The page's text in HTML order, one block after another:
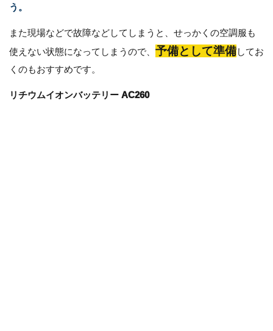
う。
また現場などで故障などしてしまうと、せっかくの空調服も
使えない状態になってしまうので、 予備として準備してお
くのもおすすめです。
リチウムイオンバッテリー AC260